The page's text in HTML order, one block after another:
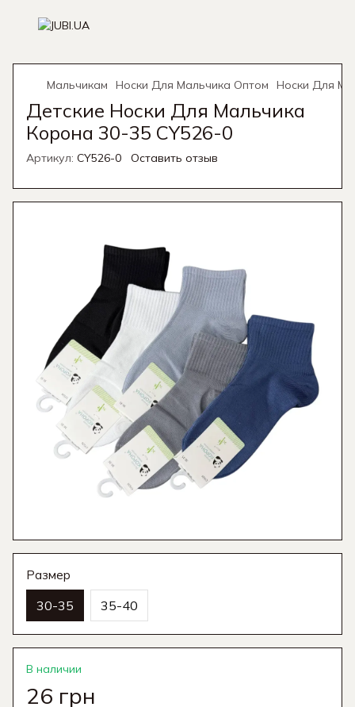
Мальчикам Носки Для Мальчика Оптом Носки Для
Детские Носки Для Мальчика
Корона 30-35 CY526-0
Артикул: CY526-0 Оставить отзыв
Размер
30-35 35-40
В наличии
26 грн